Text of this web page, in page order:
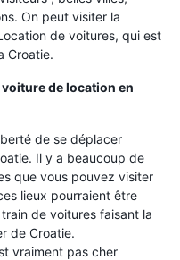
On peut visiter la
de voitures, qui est
Croatie.
de location en
de se déplacer
Il y a beaucoup de
que vous pouvez visiter
lieux pourraient être
de voitures faisant la
de Croatie.
vraiment pas cher